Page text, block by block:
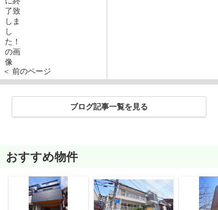
＜ 前のページ
ブログ記事一覧を見る
おすすめ物件